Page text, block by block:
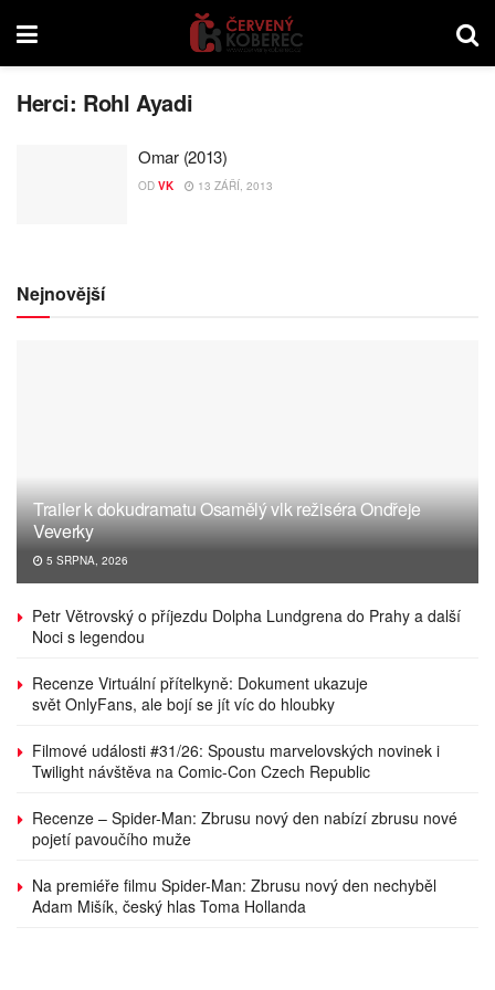
Herci: Rohl Ayadi
Omar (2013)
OD VK 13 ZÁŘÍ, 2013
Nejnovější
Trailer k dokudramatu Osamělý vlk režiséra Ondřeje
Veverky
5 SRPNA, 2026
Petr Větrovský o příjezdu Dolpha Lundgrena do Prahy a další
Noci s legendou
Recenze Virtuální přítelkyně: Dokument ukazuje
svět OnlyFans, ale bojí se jít víc do hloubky
Filmové události #31/26: Spoustu marvelovských novinek i
Twilight návštěva na Comic-Con Czech Republic
Recenze – Spider-Man: Zbrusu nový den nabízí zbrusu nové
pojetí pavoučího muže
Na premiéře filmu Spider-Man: Zbrusu nový den nechyběl
Adam Mišík, český hlas Toma Hollanda